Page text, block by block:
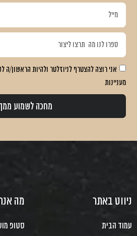
אני רוצה להצטרף לניוזלטר ולהיות הראשון/ה
מעניינות
מחכה לשמוע
ניווט באתר
עמוד הבית
מה
סטופ